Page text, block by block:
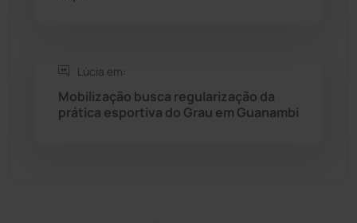
Lúcia em:
Mobilização busca regularização da
prática esportiva do Grau em Guanambi